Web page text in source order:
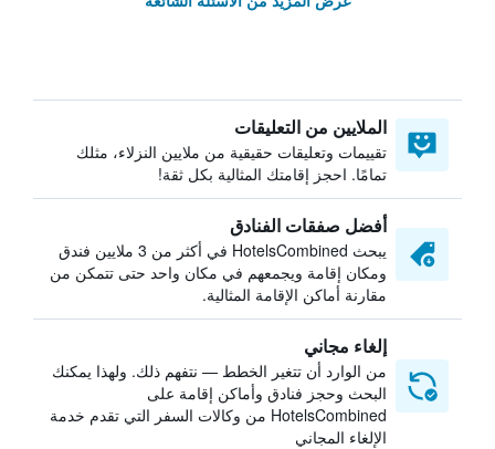
الملايين من التعليقات
تقييمات وتعليقات حقيقية من ملايين النزلاء، مثلك
تمامًا. احجز إقامتك المثالية بكل ثقة!
أفضل صفقات الفنادق
يبحث HotelsCombined في أكثر من 3 ملايين فندق
ومكان إقامة ويجمعهم في مكان واحد حتى تتمكن من
مقارنة أماكن الإقامة المثالية.
إلغاء مجاني
من الوارد أن تتغير الخطط — نتفهم ذلك. ولهذا يمكنك
البحث وحجز فنادق وأماكن إقامة على
HotelsCombined من وكالات السفر التي تقدم خدمة
الإلغاء المجاني